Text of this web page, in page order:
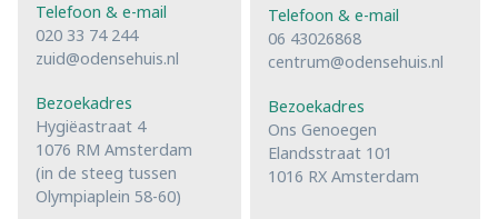
Telefoon & e-mail
020 33 74 244
zuid@odensehuis.nl
Bezoekadres
Hygiëastraat 4
1076 RM Amsterdam
(in de steeg tussen
Olympiaplein 58-60)
Telefoon & e-mail
06 43026868
centrum@odensehuis.nl
Bezoekadres
Ons Genoegen
Elandsstraat 101
1016 RX Amsterdam